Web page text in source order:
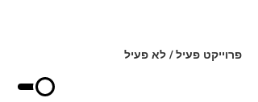
פרוייקט פעיל / לא פעיל